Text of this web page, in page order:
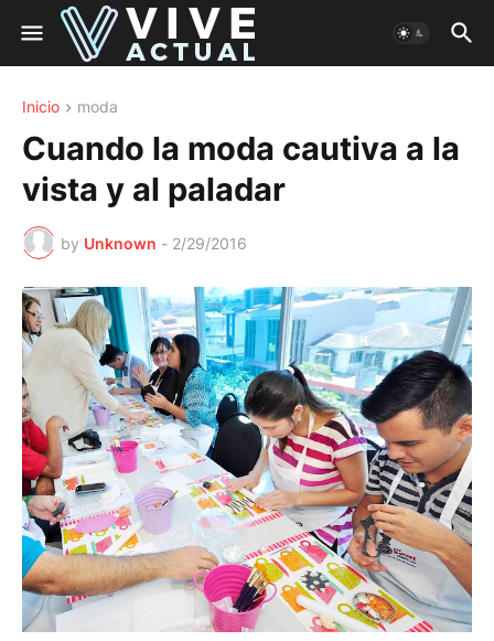
Inicio moda
Cuando la moda cautiva a la
vista y al paladar
by Unknown - 2/29/2016